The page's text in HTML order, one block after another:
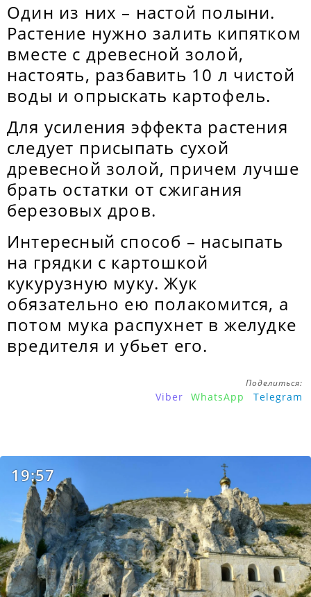
Один из них – настой полыни.
Растение нужно залить кипятком
вместе с древесной золой,
настоять, разбавить 10 л чистой
воды и опрыскать картофель.
Для усиления эффекта растения
следует присыпать сухой
древесной золой, причем лучше
брать остатки от сжигания
березовых дров.
Интересный способ – насыпать
на грядки с картошкой
кукурузную муку. Жук
обязательно ею полакомится, а
потом мука распухнет в желудке
вредителя и убьет его.
Поделиться:
Viber WhatsApp Telegram
19:57